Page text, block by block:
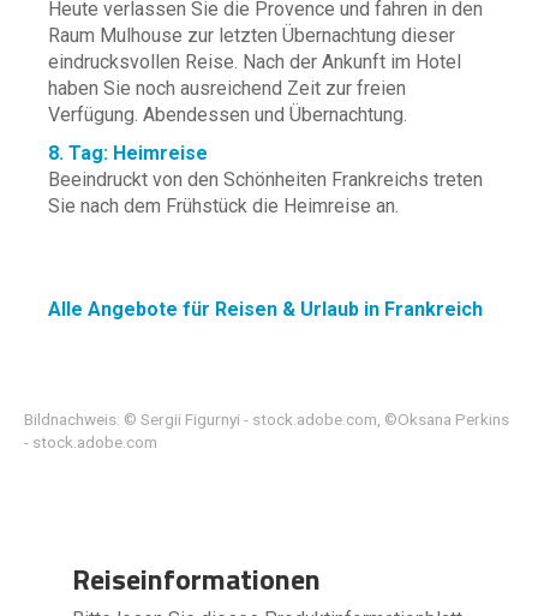
Heute verlassen Sie die Provence und fahren in den
Raum Mulhouse zur letzten Übernachtung dieser
eindrucksvollen Reise. Nach der Ankunft im Hotel
haben Sie noch ausreichend Zeit zur freien
Verfügung. Abendessen und Übernachtung.
8. Tag: Heimreise
Beeindruckt von den Schönheiten Frankreichs treten
Sie nach dem Frühstück die Heimreise an.
Alle Angebote für Reisen & Urlaub in Frankreich
Bildnachweis: © Sergii Figurnyi - stock.adobe.com, ©Oksana Perkins
- stock.adobe.com
Reiseinformationen